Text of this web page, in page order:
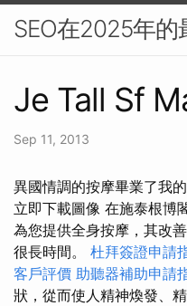
SEO在2025年
Je Tall Sf
Sep 11, 2013
異國情調的按摩畢業了我
立即下載圖像 在施泰根博
為您提供全身按摩，其改
很長時間。 杜拜簽證申請
客戶評價 助聽器補助申請
狀，從而使人精神煥發、